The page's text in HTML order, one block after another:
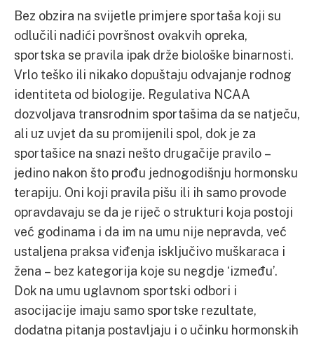
Bez obzira na svijetle primjere sportaša koji su
odlučili nadići površnost ovakvih opreka,
sportska se pravila ipak drže biološke binarnosti.
Vrlo teško ili nikako dopuštaju odvajanje rodnog
identiteta od biologije. Regulativa NCAA
dozvoljava transrodnim sportašima da se natječu,
ali uz uvjet da su promijenili spol, dok je za
sportašice na snazi nešto drugačije pravilo –
jedino nakon što prođu jednogodišnju hormonsku
terapiju. Oni koji pravila pišu ili ih samo provode
opravdavaju se da je riječ o strukturi koja postoji
već godinama i da im na umu nije nepravda, već
ustaljena praksa viđenja isključivo muškaraca i
žena – bez kategorija koje su negdje ‘između’.
Dok na umu uglavnom sportski odbori i
asocijacije imaju samo sportske rezultate,
dodatna pitanja postavljaju i o učinku hormonskih